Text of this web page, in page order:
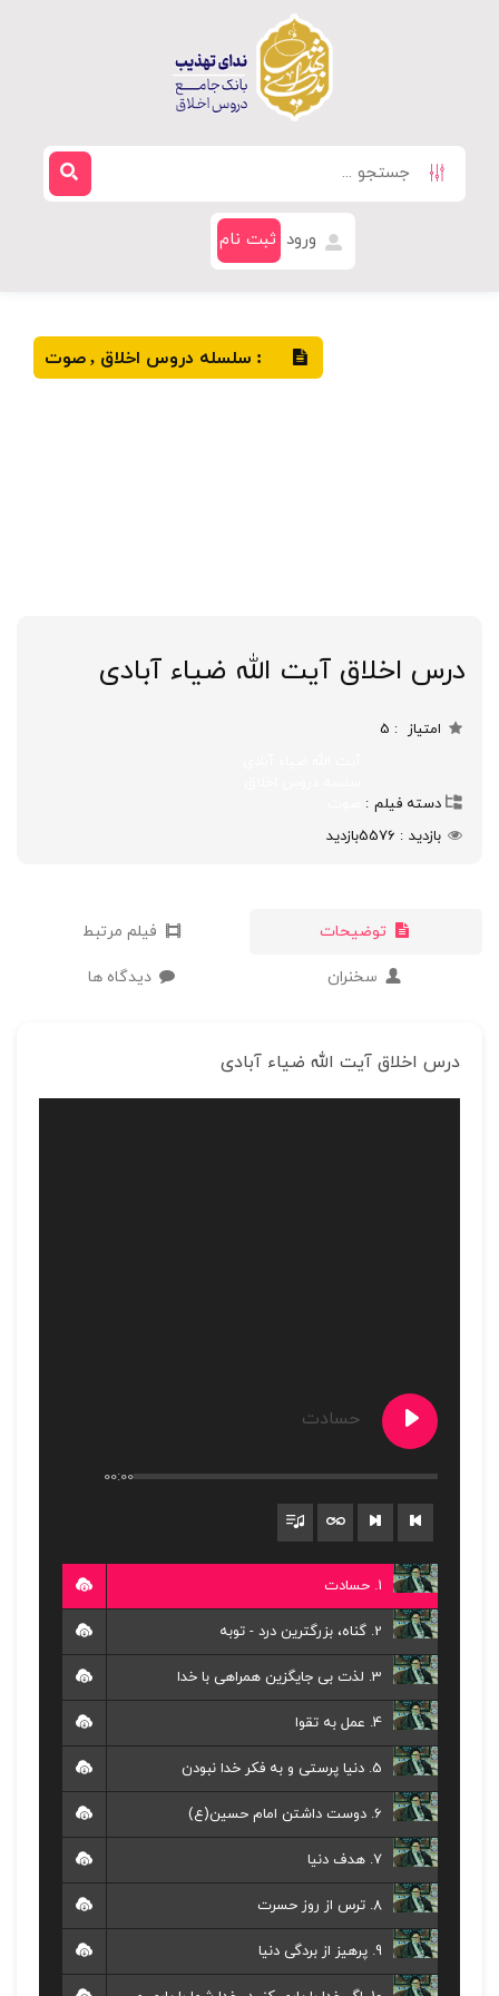
ورود ثبت نام
: سلسله دروس اخلاق , صوت
درس اخلاق آیت الله ضیاء آبادی
امتیاز 5
دسته فیلم
بازدید
5576بازدید
توضیحات فیلم مرتبط
سخنران دیدگاه ها
درس اخلاق آیت الله ضیاء آبادی
حسادت
00:00
1. حسادت
2. گناه، بزرگترین درد - توبه
3. لذت بی جایگزین همراهی با خدا
4. عمل به تقوا
5. دنیا پرستی و به فکر خدا نبودن
6. دوست داشتن امام حسین(ع)
7. هدف دنیا
8. ترس از روز حسرت
9. پرهیز از بردگی دنیا